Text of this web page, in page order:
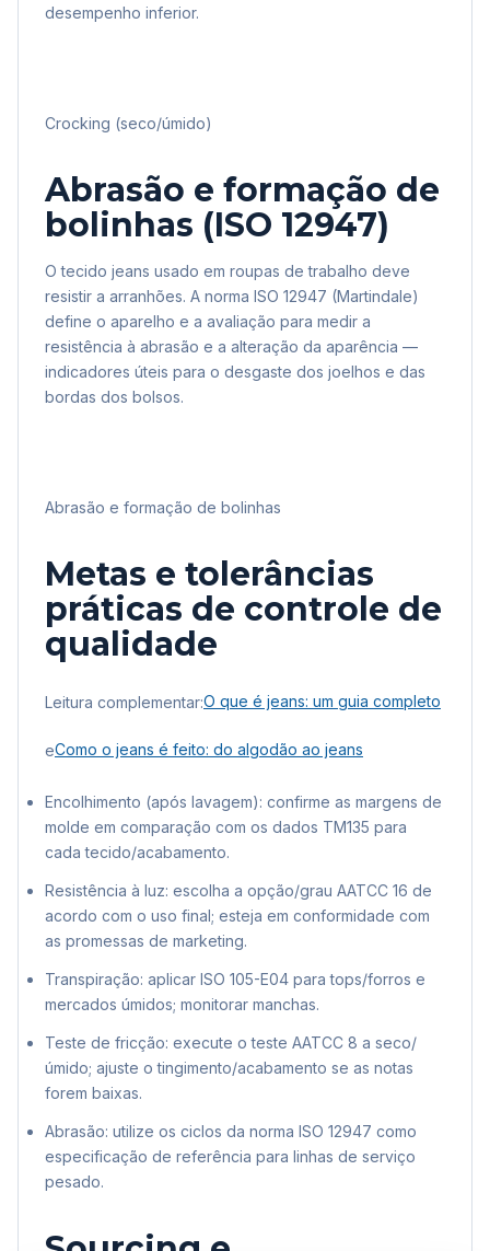
desempenho inferior.
Crocking (seco/úmido)
Abrasão e formação de
bolinhas (ISO 12947)
O tecido jeans usado em roupas de trabalho deve
resistir a arranhões. A norma ISO 12947 (Martindale)
define o aparelho e a avaliação para medir a
resistência à abrasão e a alteração da aparência —
indicadores úteis para o desgaste dos joelhos e das
bordas dos bolsos.
Abrasão e formação de bolinhas
Metas e tolerâncias
práticas de controle de
qualidade
Leitura complementar:O que é jeans: um guia completo
eComo o jeans é feito: do algodão ao jeans
Encolhimento (após lavagem): confirme as margens de
molde em comparação com os dados TM135 para
cada tecido/acabamento.
Resistência à luz: escolha a opção/grau AATCC 16 de
acordo com o uso final; esteja em conformidade com
as promessas de marketing.
Transpiração: aplicar ISO 105-E04 para tops/forros e
mercados úmidos; monitorar manchas.
Teste de fricção: execute o teste AATCC 8 a seco/
úmido; ajuste o tingimento/acabamento se as notas
forem baixas.
Abrasão: utilize os ciclos da norma ISO 12947 como
especificação de referência para linhas de serviço
pesado.